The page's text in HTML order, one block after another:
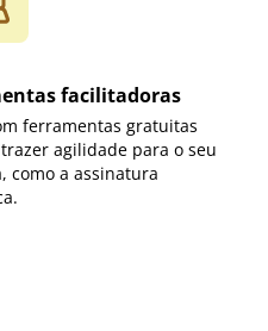
facilitadoras
ferramentas gratuitas
agilidade para o seu
como a assinatura